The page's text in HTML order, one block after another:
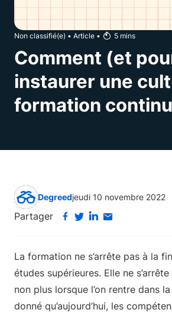
Non classifié(e) • Article • 5 mins
Comment (et
instaurer une
formation
Degreedjeudi 10 novembre 2022
Partager
La formation ne s’arrête pas à la
études supérieures. Elle ne
non plus lorsque l’on rentre dans
donné qu’aujourd’hui, les